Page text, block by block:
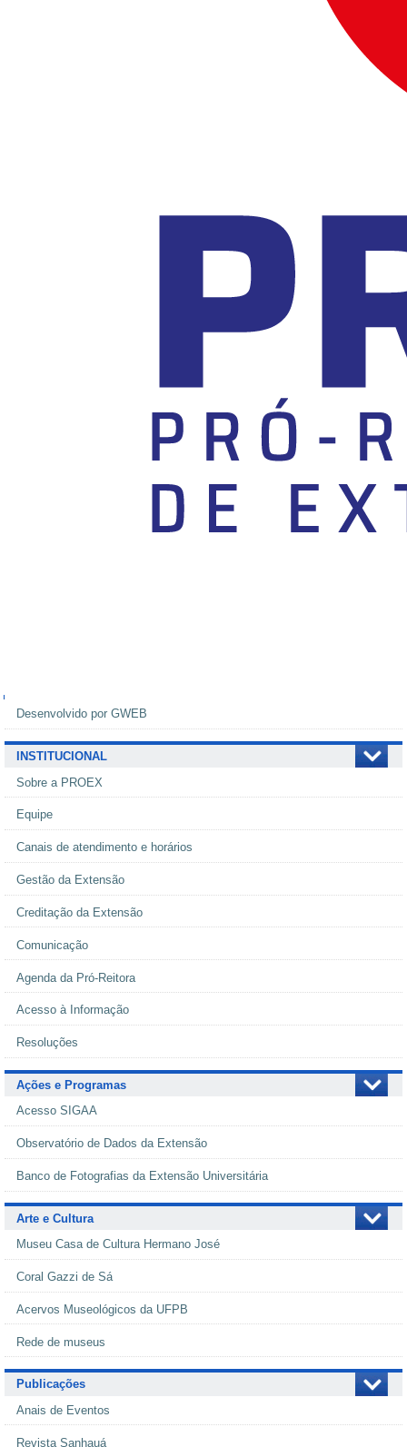
Navegação
Desenvolvido por GWEB
INSTITUCIONAL
Sobre a PROEX
Equipe
Canais de atendimento e horários
Gestão da Extensão
Creditação da Extensão
Comunicação
Agenda da Pró-Reitora
Acesso à Informação
Resoluções
Ações e Programas
Acesso SIGAA
Observatório de Dados da Extensão
Banco de Fotografias da Extensão Universitária
Arte e Cultura
Museu Casa de Cultura Hermano José
Coral Gazzi de Sá
Acervos Museológicos da UFPB
Rede de museus
Publicações
Anais de Eventos
Revista Sanhauá